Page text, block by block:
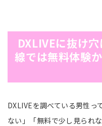
DXLIVEに抜け
線では無料体験
DXLIVEを調べている男性っ
ない」「無料で少し見られ